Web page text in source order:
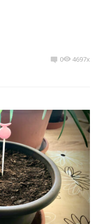
0 4697x